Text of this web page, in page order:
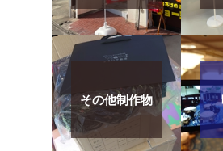
その他制作物